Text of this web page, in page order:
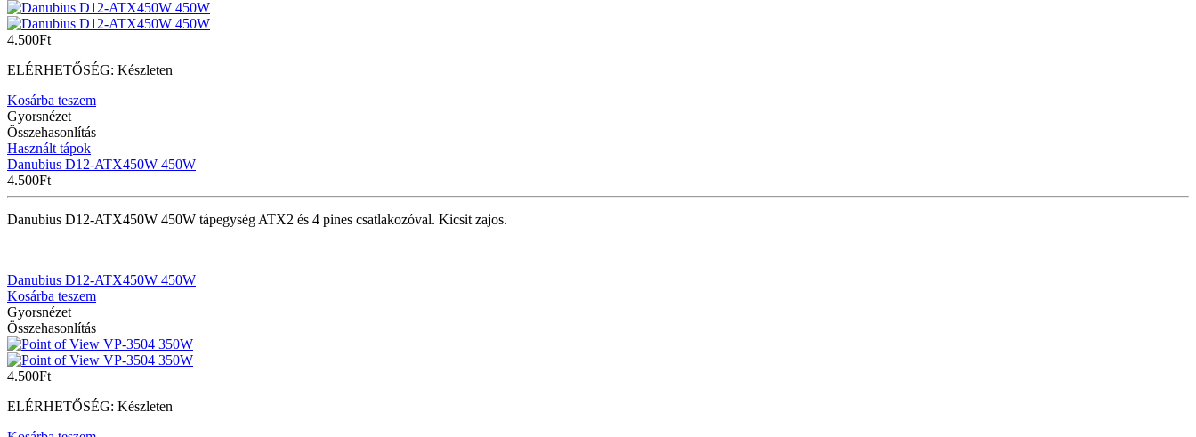
4.500Ft
ELÉRHETŐSÉG: Készleten
Kosárba teszem
Gyorsnézet
Összehasonlítás
Használt tápok
Danubius D12-ATX450W 450W
4.500Ft
Danubius D12-ATX450W 450W tápegység ATX2 és 4 pines csatlakozóval. Kicsit zajos.
Danubius D12-ATX450W 450W
Kosárba teszem
Gyorsnézet
Összehasonlítás
4.500Ft
ELÉRHETŐSÉG: Készleten